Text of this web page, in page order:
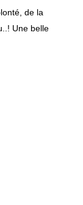
de la
Une belle